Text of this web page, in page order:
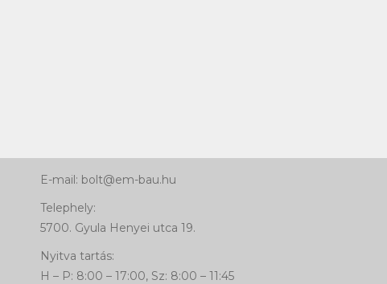
E-mail: bolt@em-bau.hu
Telephely:
5700. Gyula Henyei utca 19.
Nyitva tartás:
H – P: 8:00 – 17:00, Sz: 8:00 – 11:45